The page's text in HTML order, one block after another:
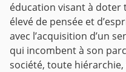
éducation visant à doter
élevé de pensée et
avec l’acquisition d’un
qui incombent à son
société, toute